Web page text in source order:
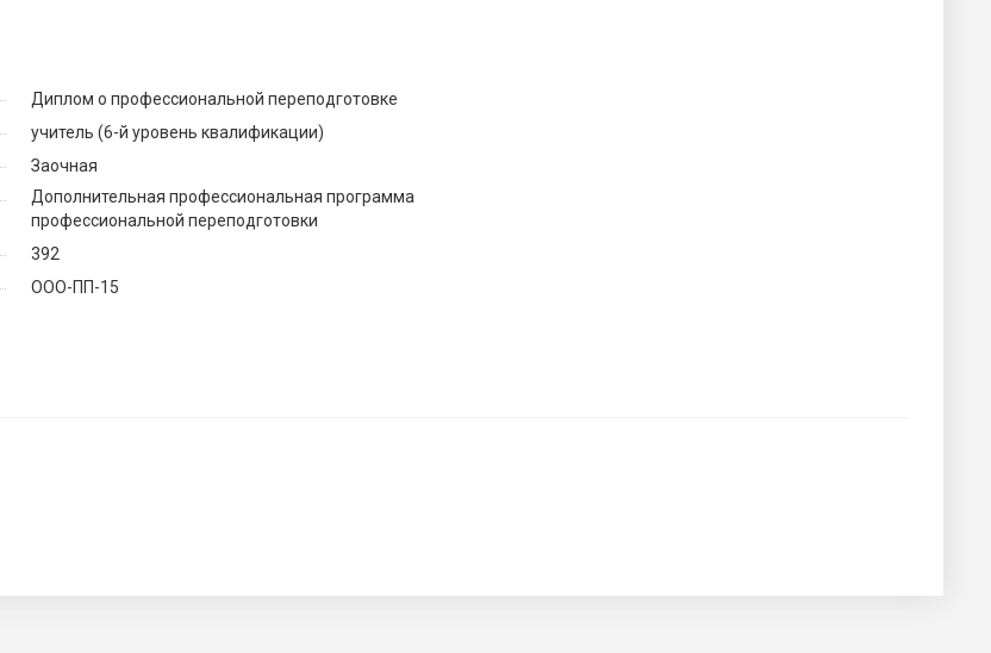
Диплом о профессиональной переподготовке
учитель (6-й уровень квалификации)
Заочная
Дополнительная профессиональная программа
профессиональной переподготовки
392
ООО-ПП-15